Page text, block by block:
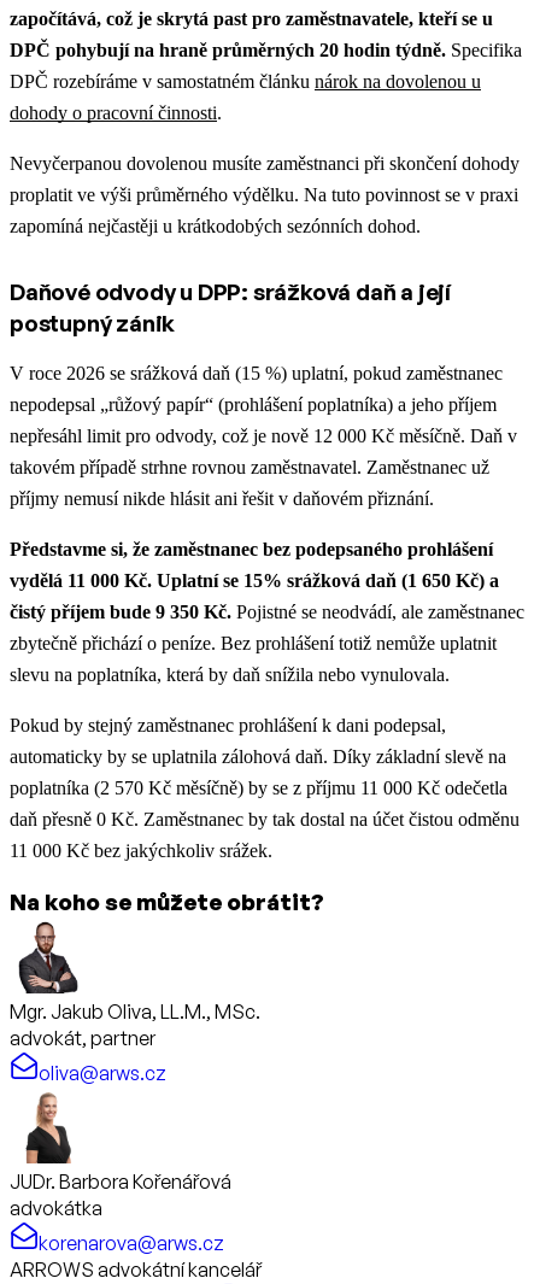
započítává, což je skrytá past pro zaměstnavatele, kteří se u
DPČ pohybují na hraně průměrných 20 hodin týdně. Specifika
DPČ rozebíráme v samostatném článku nárok na dovolenou u
dohody o pracovní činnosti.
Nevyčerpanou dovolenou musíte zaměstnanci při skončení dohody
proplatit ve výši průměrného výdělku. Na tuto povinnost se v praxi
zapomíná nejčastěji u krátkodobých sezónních dohod.
Daňové odvody u DPP: srážková daň a její
postupný zánik
V roce 2026 se srážková daň (15 %) uplatní, pokud zaměstnanec
nepodepsal „růžový papír“ (prohlášení poplatníka) a jeho příjem
nepřesáhl limit pro odvody, což je nově 12 000 Kč měsíčně. Daň v
takovém případě strhne rovnou zaměstnavatel. Zaměstnanec už
příjmy nemusí nikde hlásit ani řešit v daňovém přiznání.
Představme si, že zaměstnanec bez podepsaného prohlášení
vydělá 11 000 Kč. Uplatní se 15% srážková daň (1 650 Kč) a
čistý příjem bude 9 350 Kč. Pojistné se neodvádí, ale zaměstnanec
zbytečně přichází o peníze. Bez prohlášení totiž nemůže uplatnit
slevu na poplatníka, která by daň snížila nebo vynulovala.
Pokud by stejný zaměstnanec prohlášení k dani podepsal,
automaticky by se uplatnila zálohová daň. Díky základní slevě na
poplatníka (2 570 Kč měsíčně) by se z příjmu 11 000 Kč odečetla
daň přesně 0 Kč. Zaměstnanec by tak dostal na účet čistou odměnu
11 000 Kč bez jakýchkoliv srážek.
Na koho se můžete obrátit?
Mgr. Jakub Oliva, LL.M., MSc.
advokát, partner
oliva@arws.cz
JUDr. Barbora Kořenářová
advokátka
korenarova@arws.cz
ARROWS advokátní kancelář